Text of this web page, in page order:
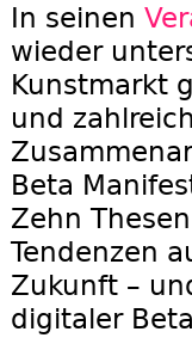
In seinen
wieder
Kunstmarkt
und
Beta
Zehn
Tendenzen
Zukunft –
digitaler